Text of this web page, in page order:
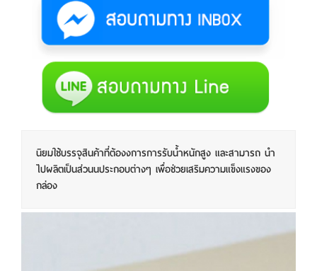
นิยมใช้บรรจุสินค้าที่ต้องงการการรับน้ำหนักสูง และสามารถ นํา
ไปผลิตเป็นส่วนนประกอบต่างๆ เพื่อช่วยเสริมความแข็งแรงของ
กล่อง